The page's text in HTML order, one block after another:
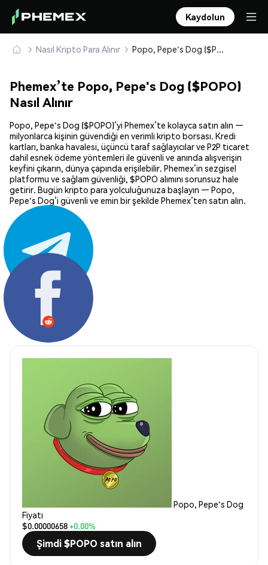
Kaydolun
Nasıl Kripto Para Alınır Popo, Pepe's Dog ($POPO) Güvenle Satın Alın ve Saklayın
Phemex’te Popo, Pepe's Dog ($POPO)
Nasıl Alınır
Popo, Pepe's Dog ($POPO)’yi Phemex’te kolayca satın alın —
milyonlarca kişinin güvendiği en verimli kripto borsası. Kredi
kartları, banka havalesi, üçüncü taraf sağlayıcılar ve P2P ticaret
dahil esnek ödeme yöntemleri ile güvenli ve anında alışverişin
keyfini çıkarın, dünya çapında erişilebilir. Phemex’in sezgisel
platformu ve sağlam güvenliği, $POPO alımını sorunsuz hale
getirir. Bugün kripto para yolculuğunuza başlayın — Popo,
Pepe's Dog’i güvenli ve emin bir şekilde Phemex’ten satın alın.
Paylaş:
Popo, Pepe's Dog
Fiyatı
$0.00000658+0.00%
Şimdi $POPO satın alın